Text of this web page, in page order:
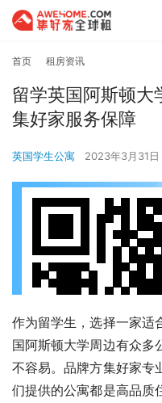
首页 租房资讯
留学英国阿斯顿大
集好家服务保障
英国学生公寓 2023年3月31
作为留学生，选择一家适
国阿斯顿大学周边有众多
不容易。品牌方集好家专
们提供的公寓都是高品质